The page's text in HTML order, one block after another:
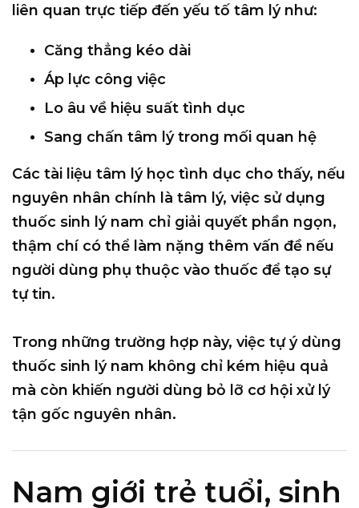
liên quan trực tiếp đến yếu tố tâm lý như:
Căng thẳng kéo dài
Áp lực công việc
Lo âu về hiệu suất tình dục
Sang chấn tâm lý trong mối quan hệ
Các tài liệu tâm lý học tình dục cho thấy, nếu
nguyên nhân chính là tâm lý, việc sử dụng
thuốc sinh lý nam chỉ giải quyết phần ngọn,
thậm chí có thể làm nặng thêm vấn đề nếu
người dùng phụ thuộc vào thuốc để tạo sự
tự tin.
Trong những trường hợp này, việc tự ý dùng
thuốc sinh lý nam không chỉ kém hiệu quả
mà còn khiến người dùng bỏ lỡ cơ hội xử lý
tận gốc nguyên nhân.
Nam giới trẻ tuổi, sinh